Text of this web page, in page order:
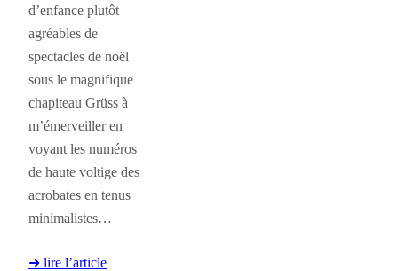
d’enfance plutôt
agréables de
spectacles de noël
sous le magnifique
chapiteau Grüss à
m’émerveiller en
voyant les numéros
de haute voltige des
acrobates en tenus
minimalistes…
➜ lire l’article